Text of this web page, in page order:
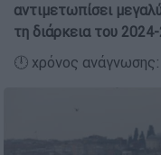
αντιμετωπίσει
τη διάρκεια του
🕛 χρόνος